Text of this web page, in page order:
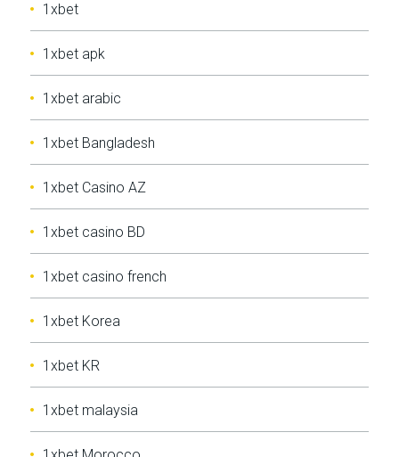
1xbet
1xbet apk
1xbet arabic
1xbet Bangladesh
1xbet Casino AZ
1xbet casino BD
1xbet casino french
1xbet Korea
1xbet KR
1xbet malaysia